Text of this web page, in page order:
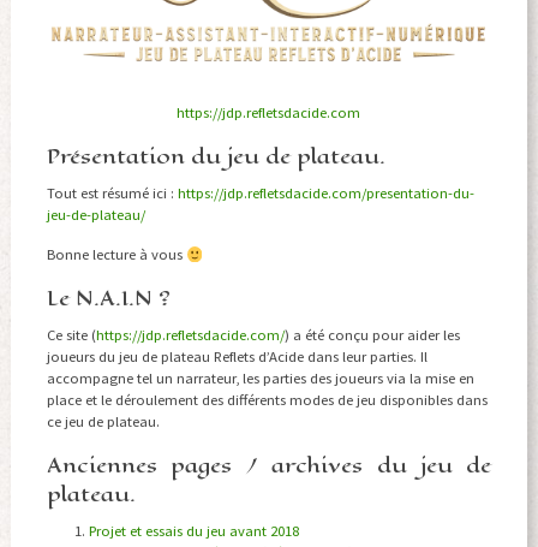
https://jdp.refletsdacide.com
Présentation du jeu de plateau.
Tout est résumé ici : https://jdp.refletsdacide.com/presentation-du-
jeu-de-plateau/
Bonne lecture à vous
Le N.A.I.N ?
Ce site (https://jdp.refletsdacide.com/) a été conçu pour aider les
joueurs du jeu de plateau Reflets d’Acide dans leur parties. Il
accompagne tel un narrateur, les parties des joueurs via la mise en
place et le déroulement des différents modes de jeu disponibles dans
ce jeu de plateau.
Anciennes pages / archives du jeu de
plateau.
Projet et essais du jeu avant 2018